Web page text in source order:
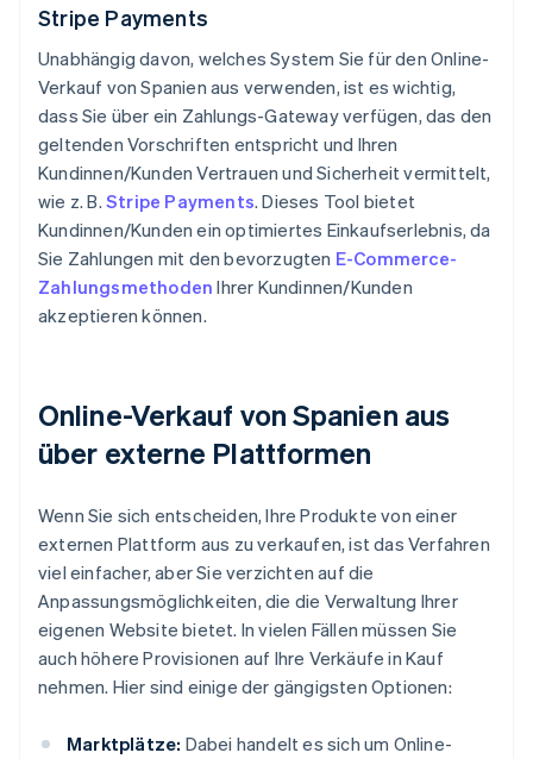
Stripe Payments
Unabhängig davon, welches System Sie für den Online-
Verkauf von Spanien aus verwenden, ist es wichtig,
dass Sie über ein Zahlungs-Gateway verfügen, das den
geltenden Vorschriften entspricht und Ihren
Kundinnen/Kunden Vertrauen und Sicherheit vermittelt,
wie z. B.Stripe Payments. Dieses Tool bietet
Kundinnen/Kunden ein optimiertes Einkaufserlebnis, da
Sie Zahlungen mit den bevorzugten E-Commerce-
Zahlungsmethoden Ihrer Kundinnen/Kunden
akzeptieren können.
Online-Verkauf von Spanien aus
über externe Plattformen
Wenn Sie sich entscheiden, Ihre Produkte von einer
externen Plattform aus zu verkaufen, ist das Verfahren
viel einfacher, aber Sie verzichten auf die
Anpassungsmöglichkeiten, die die Verwaltung Ihrer
eigenen Website bietet. In vielen Fällen müssen Sie
auch höhere Provisionen auf Ihre Verkäufe in Kauf
nehmen. Hier sind einige der gängigsten Optionen:
Marktplätze: Dabei handelt es sich um Online-